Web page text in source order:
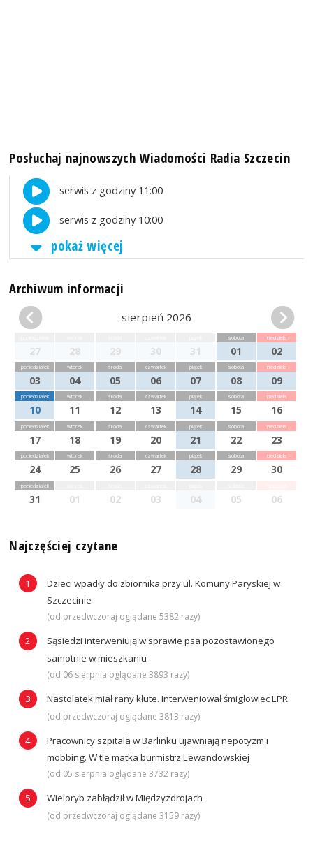
Posłuchaj najnowszych Wiadomości Radia Szczecin
serwis z godziny 11:00
serwis z godziny 10:00
pokaż więcej
Archiwum informacji
sierpień 2026
27 28 29 30 31
sobota
01
niedziela
02
poniedziałek
03
wtorek
04
środa
05
czwartek
06
piątek
07
sobota
08
niedziela
09
poniedziałek
10
wtorek
11
środa
12
czwartek
13
piątek
14
sobota
15
niedziela
16
poniedziałek
17
wtorek
18
środa
19
czwartek
20
piątek
21
sobota
22
niedziela
23
poniedziałek
24
wtorek
25
środa
26
czwartek
27
piątek
28
sobota
29
niedziela
30
poniedziałek
31 01 02 03 04 05 06
Najczęściej czytane
Dzieci wpadły do zbiornika przy ul. Komuny Paryskiej w
Szczecinie
(od przedwczoraj oglądane 5382 razy)
Sąsiedzi interweniują w sprawie psa pozostawionego
samotnie w mieszkaniu
(od 06 sierpnia oglądane 3893 razy)
Nastolatek miał rany kłute. Interweniował śmigłowiec LPR
(od przedwczoraj oglądane 3813 razy)
Pracownicy szpitala w Barlinku ujawniają nepotyzm i
mobbing. W tle matka burmistrz Lewandowskiej
(od 05 sierpnia oglądane 3732 razy)
Wieloryb zabłądził w Międzyzdrojach
(od przedwczoraj oglądane 3159 razy)